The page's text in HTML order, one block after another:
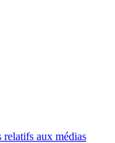
relatifs aux médias